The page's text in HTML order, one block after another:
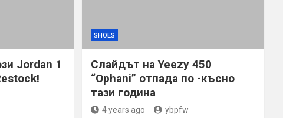
Jordan 1
SHOES
Слайдът на Yeezy 450
“Ophani” отпада по -късно
тази година
4 years ago ybpfw